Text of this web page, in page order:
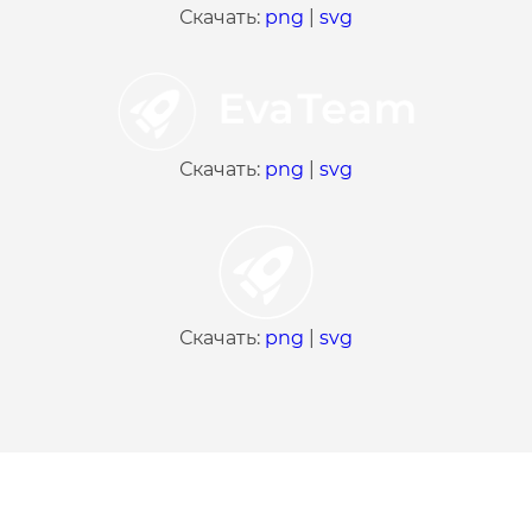
Скачать: png svg
Скачать: png svg
Скачать: png svg